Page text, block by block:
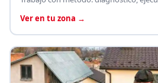
Ver en tu zona →